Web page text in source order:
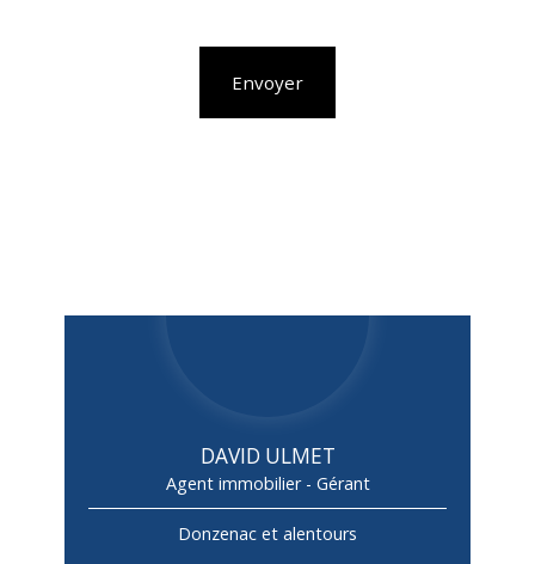
Envoyer
DAVID ULMET
Agent immobilier - Gérant
Donzenac et alentours